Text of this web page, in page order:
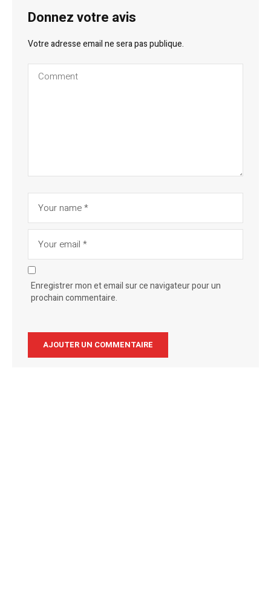
Donnez votre avis
Votre adresse email ne sera pas publique.
Enregistrer mon et email sur ce navigateur pour un
prochain commentaire.